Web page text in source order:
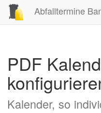
Abfalltermine
PDF
Kalender, so